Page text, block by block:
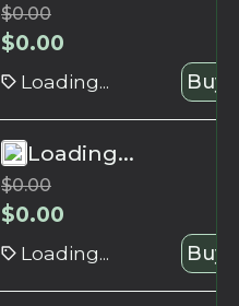
$0.00
$0.00
Loading... Buy
Loading...
$0.00
$0.00
Loading... Buy